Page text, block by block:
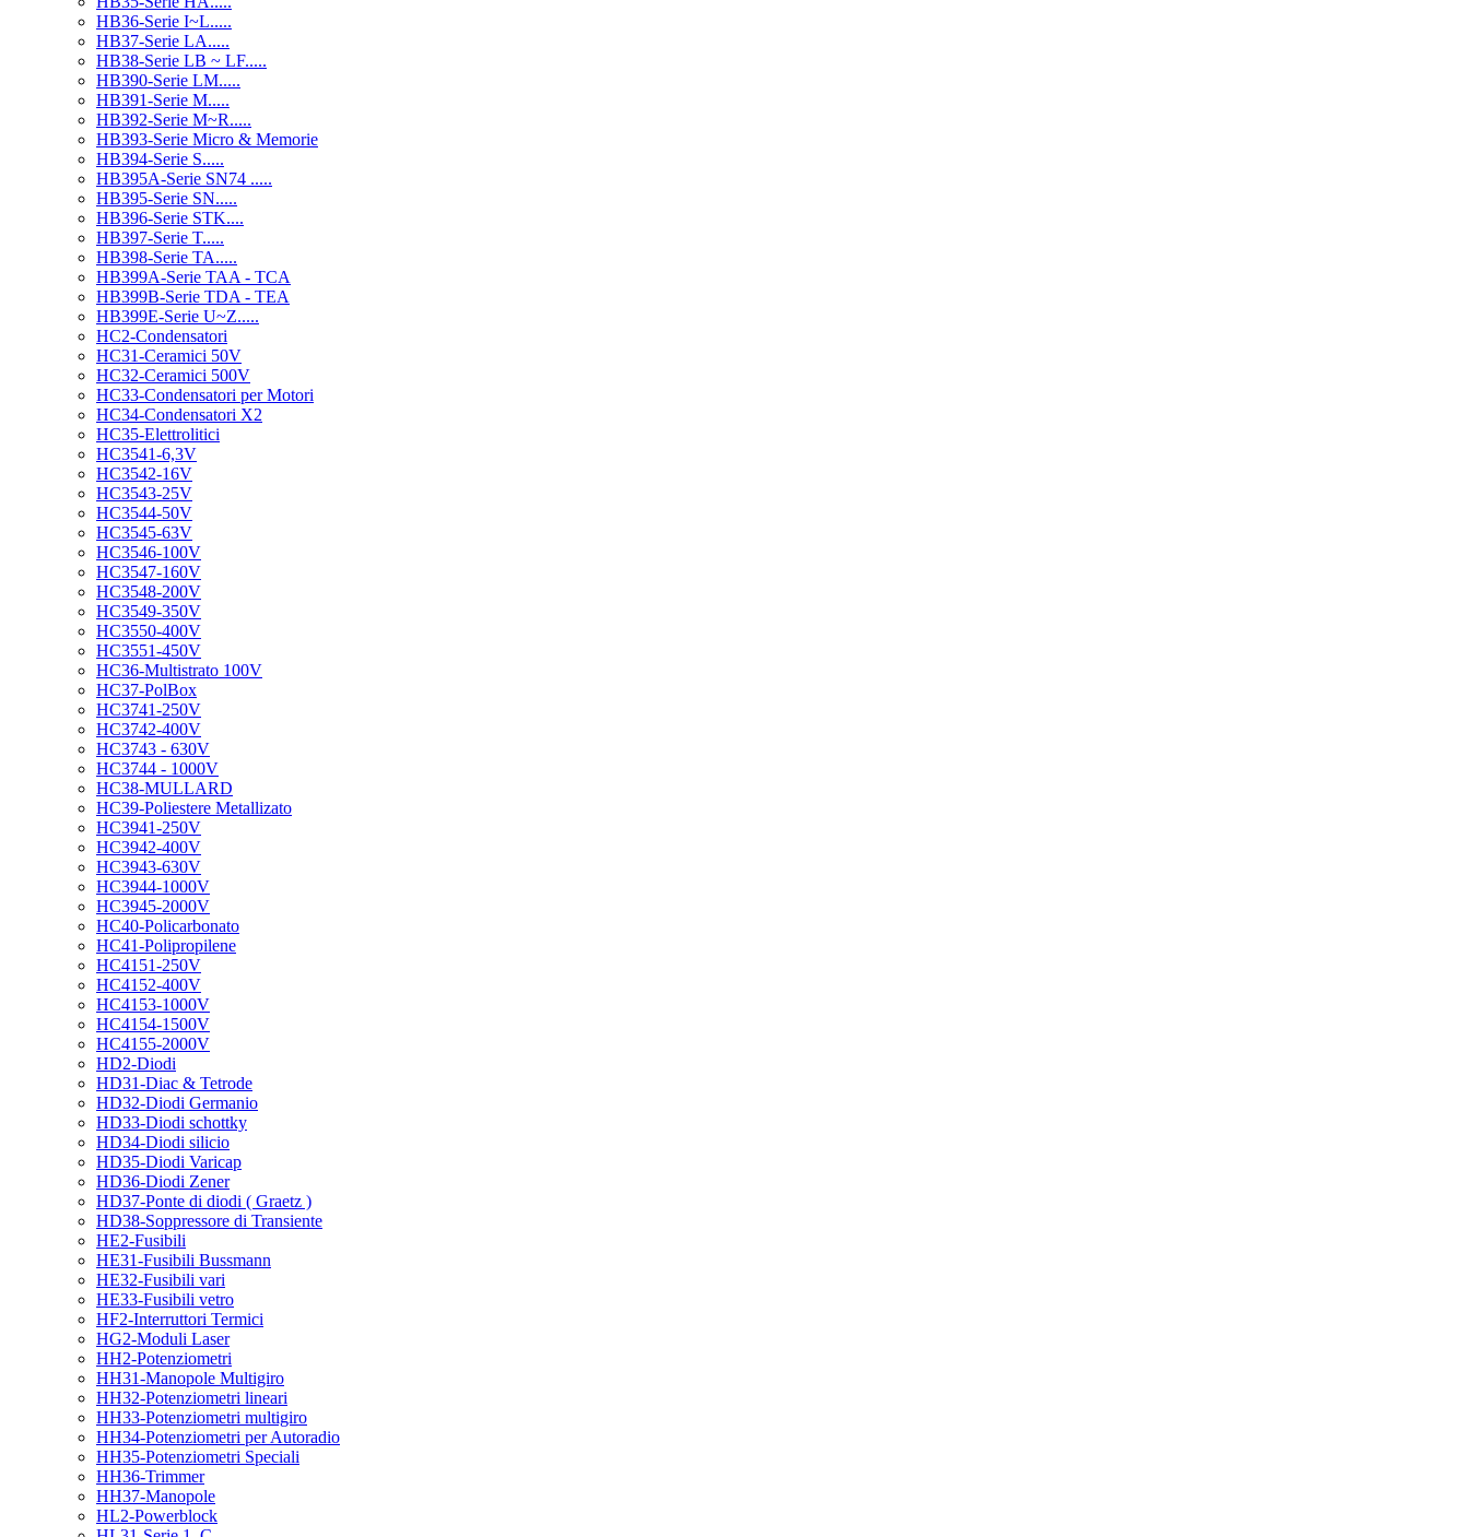
HB36-Serie I~L.....
HB37-Serie LA.....
HB38-Serie LB ~ LF.....
HB390-Serie LM.....
HB391-Serie M.....
HB392-Serie M~R.....
HB393-Serie Micro & Memorie
HB394-Serie S.....
HB395A-Serie SN74 .....
HB395-Serie SN.....
HB396-Serie STK....
HB397-Serie T.....
HB398-Serie TA.....
HB399A-Serie TAA - TCA
HB399B-Serie TDA - TEA
HB399E-Serie U~Z.....
HC2-Condensatori
HC31-Ceramici 50V
HC32-Ceramici 500V
HC33-Condensatori per Motori
HC34-Condensatori X2
HC35-Elettrolitici
HC3541-6,3V
HC3542-16V
HC3543-25V
HC3544-50V
HC3545-63V
HC3546-100V
HC3547-160V
HC3548-200V
HC3549-350V
HC3550-400V
HC3551-450V
HC36-Multistrato 100V
HC37-PolBox
HC3741-250V
HC3742-400V
HC3743 - 630V
HC3744 - 1000V
HC38-MULLARD
HC39-Poliestere Metallizato
HC3941-250V
HC3942-400V
HC3943-630V
HC3944-1000V
HC3945-2000V
HC40-Policarbonato
HC41-Polipropilene
HC4151-250V
HC4152-400V
HC4153-1000V
HC4154-1500V
HC4155-2000V
HD2-Diodi
HD31-Diac & Tetrode
HD32-Diodi Germanio
HD33-Diodi schottky
HD34-Diodi silicio
HD35-Diodi Varicap
HD36-Diodi Zener
HD37-Ponte di diodi ( Graetz )
HD38-Soppressore di Transiente
HE2-Fusibili
HE31-Fusibili Bussmann
HE32-Fusibili vari
HE33-Fusibili vetro
HF2-Interruttori Termici
HG2-Moduli Laser
HH2-Potenziometri
HH31-Manopole Multigiro
HH32-Potenziometri lineari
HH33-Potenziometri multigiro
HH34-Potenziometri per Autoradio
HH35-Potenziometri Speciali
HH36-Trimmer
HH37-Manopole
HL2-Powerblock